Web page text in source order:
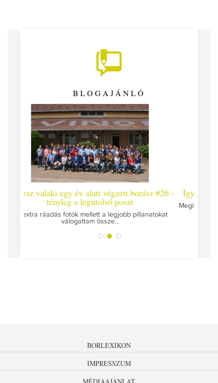
BLOGAJÁNLÓ
borász #26 -
pillanatokat
Így lesz valaki egy év alatt végzett
Megírtuk a modulzáró vizsgákat, már lázasan
az utolsó...
BORLEXIKON
IMPRESSZUM